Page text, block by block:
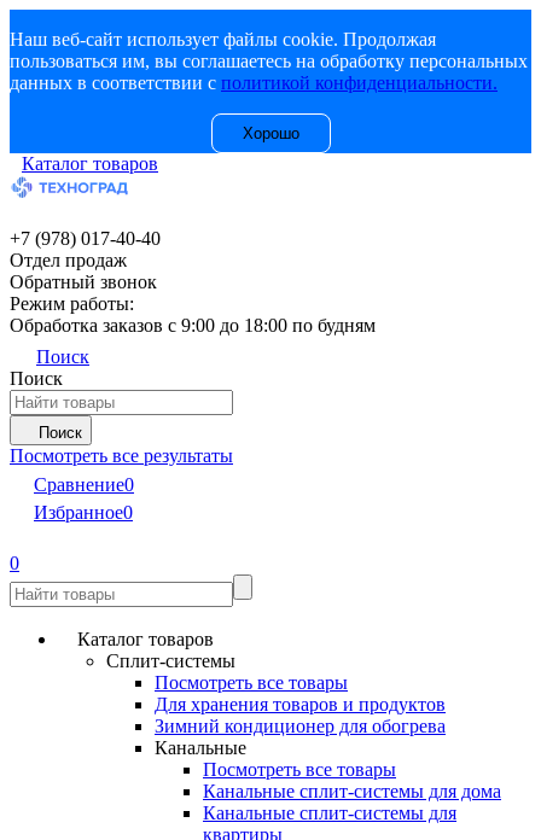
Наш веб-сайт использует файлы cookie. Продолжая
пользоваться им, вы соглашаетесь на обработку персональных
данных в соответствии с политикой конфиденциальности.
Хорошо
Каталог товаров
+7 (978) 017-40-40
Отдел продаж
Обратный звонок
Режим работы:
Обработка заказов с 9:00 до 18:00 по будням
Поиск
Поиск
Поиск
Посмотреть все результаты
Сравнение0
Избранное0
0
Каталог товаров
Сплит-системы
Посмотреть все товары
Для хранения товаров и продуктов
Зимний кондиционер для обогрева
Канальные
Посмотреть все товары
Канальные сплит-системы для дома
Канальные сплит-системы для
квартиры